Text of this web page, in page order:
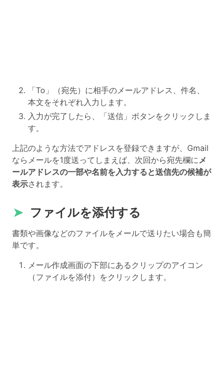
「To」（宛先）に相手のメールアドレス、件名、
本文をそれぞれ入力します。
入力が完了したら、「送信」ボタンをクリックしま
す。
上記のような方法でアドレスを登録できますが、Gmail
ならメールを1度送ってしまえば、次回から宛先欄に メ
ールアドレスの一部や名前を入力すると送信先の候補が
表示されます。
➤ ファイルを添付する
書類や画像などのファイルをメールで送りたい場合も簡
単です。
メール作成画面の下部にあるクリップのアイコン
（ファイルを添付）をクリックします。